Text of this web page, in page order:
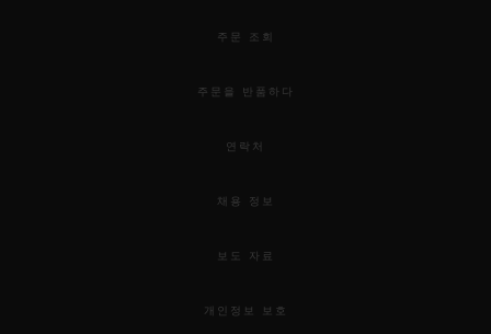
주문 조회
주문을 반품하다
연락처
채용 정보
보도 자료
개인정보 보호